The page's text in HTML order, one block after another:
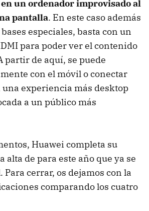
un ordenador improvisado al
pantalla. En este caso además
especiales, basta con un
para poder ver el contenido
partir de aquí, se puede
con el móvil o conectar
experiencia más desktop
a un público más
Huawei completa su
alta de para este año que ya se
Para cerrar, os dejamos con la
comparando los cuatro